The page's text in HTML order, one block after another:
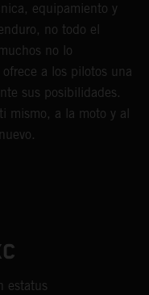
equipamiento y
no todo el
no lo
a los pilotos una
sus posibilidades.
mismo, a la moto y al
estatus